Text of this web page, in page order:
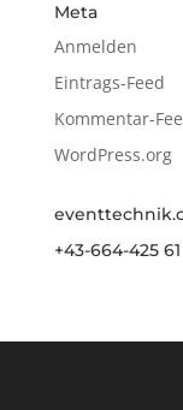
Meta
Anmelden
Eintrags-Feed
Kommentar-
WordPress.org
+43-664-425